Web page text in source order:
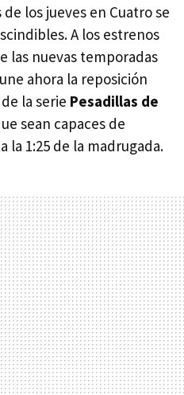
los jueves en Cuatro se
A los estrenos
las nuevas temporadas
ahora la reposición
la serie Pesadillas de
sean capaces de
la 1:25 de la madrugada.